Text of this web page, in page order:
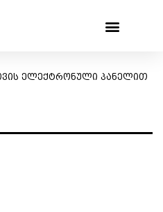
ელექტრონული პანელით